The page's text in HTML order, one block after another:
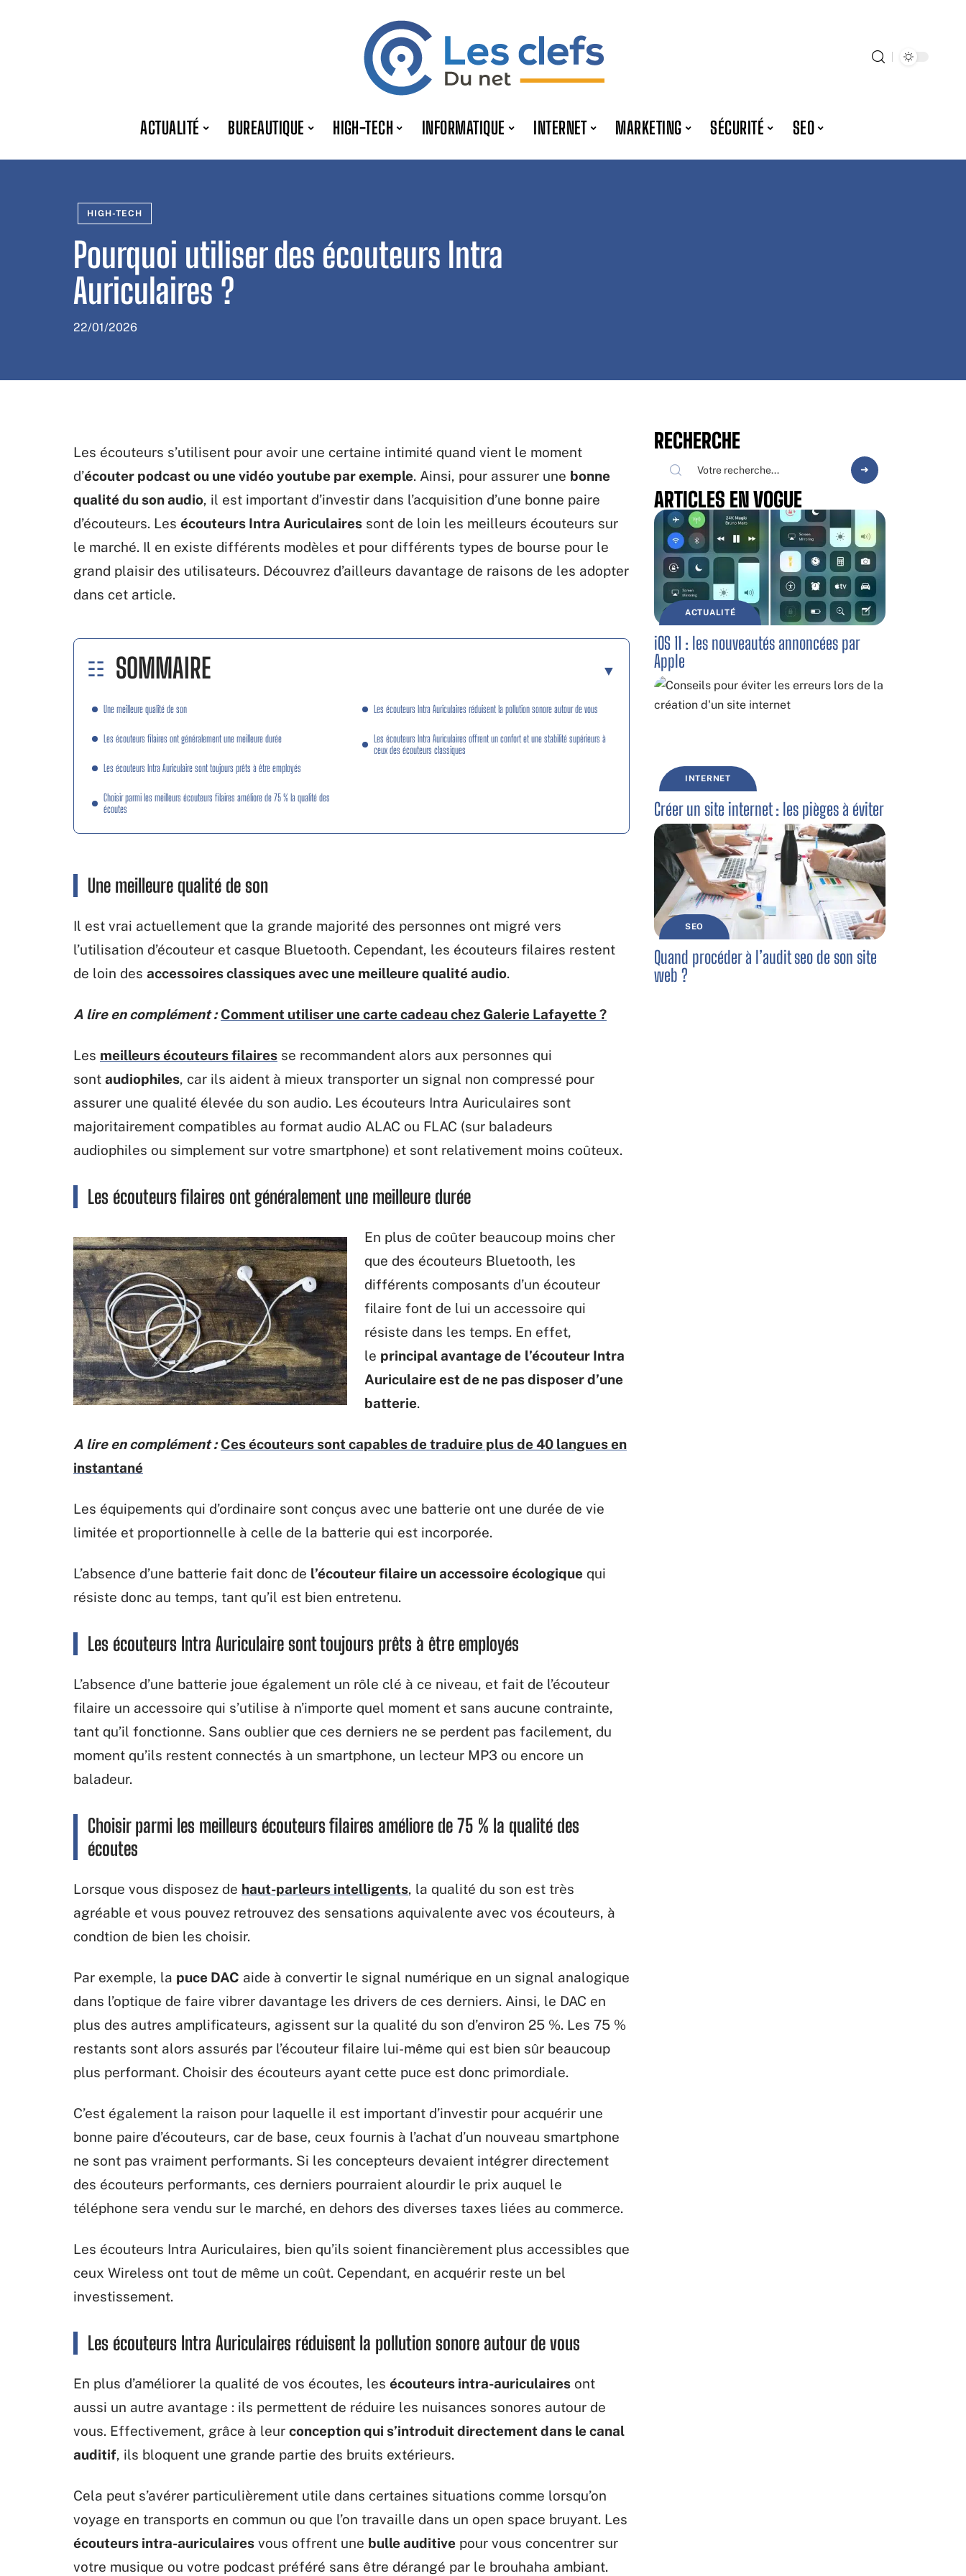
ACTUALITÉ BUREAUTIQUE HIGH-TECH INFORMATIQUE INTERNET MARKETING SÉCURITÉ SEO
HIGH-TECH
Pourquoi utiliser des écouteurs Intra
Auriculaires ?
22/01/2026
Les écouteurs s’utilisent pour avoir une certaine intimité quand vient le moment
d’écouter podcast ou une vidéo youtube par exemple. Ainsi, pour assurer une bonne
qualité du son audio, il est important d’investir dans l’acquisition d’une bonne paire
d’écouteurs. Les écouteurs Intra Auriculaires sont de loin les meilleurs écouteurs sur
le marché. Il en existe différents modèles et pour différents types de bourse pour le
grand plaisir des utilisateurs. Découvrez d’ailleurs davantage de raisons de les adopter
dans cet article.
SOMMAIRE
Une meilleure qualité de son
Les écouteurs filaires ont généralement une meilleure durée
Les écouteurs Intra Auriculaire sont toujours prêts à être employés
Choisir parmi les meilleurs écouteurs filaires améliore de 75 % la qualité des
écoutes
Les écouteurs Intra Auriculaires réduisent la pollution sonore autour de vous
Les écouteurs Intra Auriculaires offrent un confort et une stabilité supérieurs à
ceux des écouteurs classiques
Une meilleure qualité de son
Il est vrai actuellement que la grande majorité des personnes ont migré vers
l’utilisation d’écouteur et casque Bluetooth. Cependant, les écouteurs filaires restent
de loin des accessoires classiques avec une meilleure qualité audio.
A lire en complément : Comment utiliser une carte cadeau chez Galerie Lafayette ?
Les meilleurs écouteurs filaires se recommandent alors aux personnes qui
sont audiophiles, car ils aident à mieux transporter un signal non compressé pour
assurer une qualité élevée du son audio. Les écouteurs Intra Auriculaires sont
majoritairement compatibles au format audio ALAC ou FLAC (sur baladeurs
audiophiles ou simplement sur votre smartphone) et sont relativement moins coûteux.
Les écouteurs filaires ont généralement une meilleure durée
En plus de coûter beaucoup moins cher
que des écouteurs Bluetooth, les
différents composants d’un écouteur
filaire font de lui un accessoire qui
résiste dans les temps. En effet,
le principal avantage de l’écouteur Intra
Auriculaire est de ne pas disposer d’une
batterie.
A lire en complément : Ces écouteurs sont capables de traduire plus de 40 langues en
instantané
Les équipements qui d’ordinaire sont conçus avec une batterie ont une durée de vie
limitée et proportionnelle à celle de la batterie qui est incorporée.
L’absence d’une batterie fait donc de l’écouteur filaire un accessoire écologique qui
résiste donc au temps, tant qu’il est bien entretenu.
Les écouteurs Intra Auriculaire sont toujours prêts à être employés
L’absence d’une batterie joue également un rôle clé à ce niveau, et fait de l’écouteur
filaire un accessoire qui s’utilise à n’importe quel moment et sans aucune contrainte,
tant qu’il fonctionne. Sans oublier que ces derniers ne se perdent pas facilement, du
moment qu’ils restent connectés à un smartphone, un lecteur MP3 ou encore un
baladeur.
Choisir parmi les meilleurs écouteurs filaires améliore de 75 % la qualité des
écoutes
Lorsque vous disposez de haut-parleurs intelligents, la qualité du son est très
agréable et vous pouvez retrouvez des sensations aquivalente avec vos écouteurs, à
condtion de bien les choisir.
Par exemple, la puce DAC aide à convertir le signal numérique en un signal analogique
dans l’optique de faire vibrer davantage les drivers de ces derniers. Ainsi, le DAC en
plus des autres amplificateurs, agissent sur la qualité du son d’environ 25 %. Les 75 %
restants sont alors assurés par l’écouteur filaire lui-même qui est bien sûr beaucoup
plus performant. Choisir des écouteurs ayant cette puce est donc primordiale.
C’est également la raison pour laquelle il est important d’investir pour acquérir une
bonne paire d’écouteurs, car de base, ceux fournis à l’achat d’un nouveau smartphone
ne sont pas vraiment performants. Si les concepteurs devaient intégrer directement
des écouteurs performants, ces derniers pourraient alourdir le prix auquel le
téléphone sera vendu sur le marché, en dehors des diverses taxes liées au commerce.
Les écouteurs Intra Auriculaires, bien qu’ils soient financièrement plus accessibles que
ceux Wireless ont tout de même un coût. Cependant, en acquérir reste un bel
investissement.
Les écouteurs Intra Auriculaires réduisent la pollution sonore autour de vous
En plus d’améliorer la qualité de vos écoutes, les écouteurs intra-auriculaires ont
aussi un autre avantage : ils permettent de réduire les nuisances sonores autour de
vous. Effectivement, grâce à leur conception qui s’introduit directement dans le canal
auditif, ils bloquent une grande partie des bruits extérieurs.
Cela peut s’avérer particulièrement utile dans certaines situations comme lorsqu’on
voyage en transports en commun ou que l’on travaille dans un open space bruyant. Les
écouteurs intra-auriculaires vous offrent une bulle auditive pour vous concentrer sur
votre musique ou votre podcast préféré sans être dérangé par le brouhaha ambiant.
RECHERCHE
ARTICLES EN VOGUE
ACTUALITÉ
iOS 11 : les nouveautés annoncées par
Apple
INTERNET
Créer un site internet : les pièges à éviter
SEO
Quand procéder à l’audit seo de son site
web ?